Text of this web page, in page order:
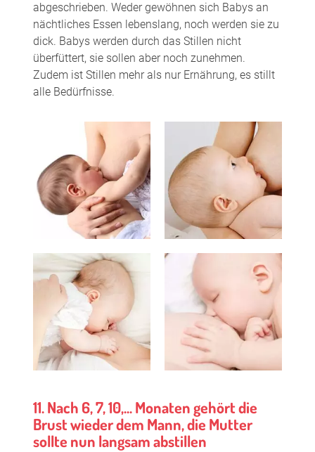
abgeschrieben. Weder gewöhnen sich Babys an
nächtliches Essen lebenslang, noch werden sie zu
dick. Babys werden durch das Stillen nicht
überfüttert, sie sollen aber noch zunehmen.
Zudem ist Stillen mehr als nur Ernährung, es stillt
alle Bedürfnisse.
11. Nach 6, 7, 10,... Monaten gehört die
Brust wieder dem Mann, die Mutter
sollte nun langsam abstillen